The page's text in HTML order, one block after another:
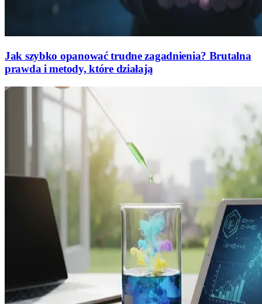
Jak szybko opanować trudne zagadnienia? Brutalna
prawda i metody, które działają